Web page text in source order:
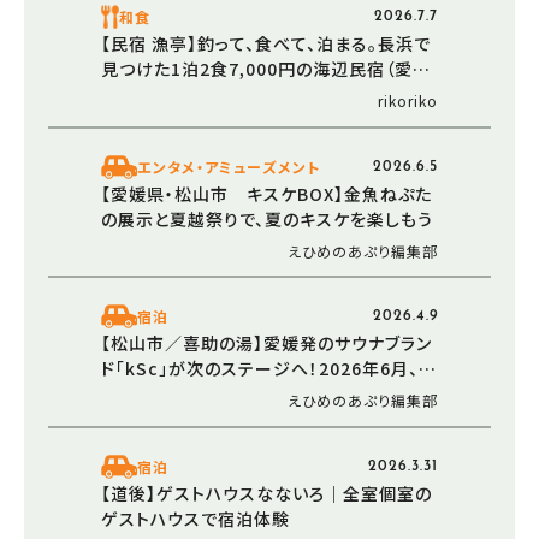
和食 2026.7.7
【民宿 漁亭】釣って、食べて、泊まる。長浜で
見つけた1泊2食7,000円の海辺民宿（愛媛/
rikoriko
エンタメ・アミューズメント 2026.6.5
【愛媛県・松山市 キスケBOX】金魚ねぷた
の展示と夏越祭りで、夏のキスケを楽しもう
えひめのあぷり編集部
宿泊 2026.4.9
【松山市／喜助の湯】愛媛発のサウナブラン
ド「kSc」が次のステージへ！2026年6月、女
性専用の内気浴ルームが誕生予定えひめのあぷり編集部
宿泊 2026.3.31
【道後】ゲストハウスなないろ｜全室個室の
ゲストハウスで宿泊体験